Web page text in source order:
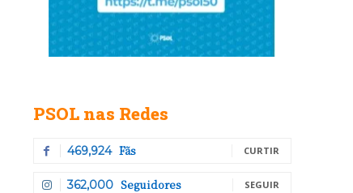
PSOL nas Redes
469,924 Fãs CURTIR
362,000 Seguidores SEGUIR